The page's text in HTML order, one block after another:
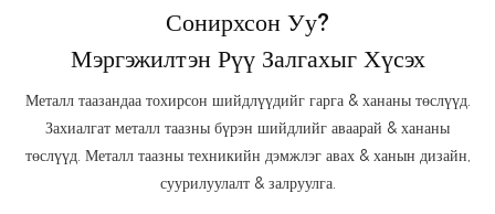
Сонирхсон Уу?
Мэргэжилтэн Рүү Залгахыг Хүсэх
Металл таазандаа тохирсон шийдлүүдийг гарга & хананы төслүүд.
Захиалгат металл таазны бүрэн шийдлийг аваарай & хананы
төслүүд. Металл таазны техникийн дэмжлэг авах & ханын дизайн,
суурилуулалт & залруулга.